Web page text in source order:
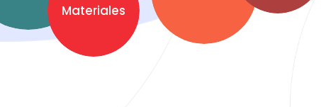
Materiales